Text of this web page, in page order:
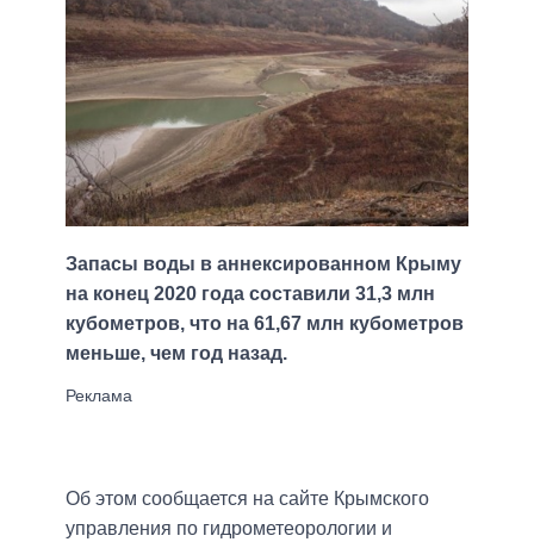
Запасы воды в аннексированном Крыму
на конец 2020 года составили 31,3 млн
кубометров, что на 61,67 млн кубометров
меньше, чем год назад.
Об этом сообщается на сайте Крымского
управления по гидрометеорологии и